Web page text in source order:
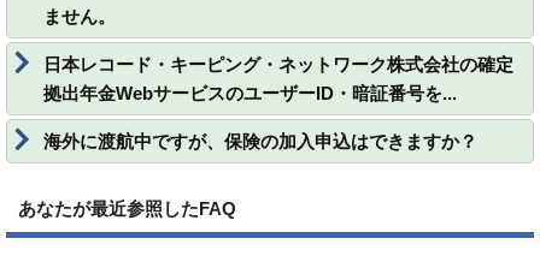
ません。
日本レコード・キーピング・ネットワーク株式会社の確定
拠出年金WebサービスのユーザーID・暗証番号を...
海外に渡航中ですが、保険の加入申込はできますか？
あなたが最近参照したFAQ